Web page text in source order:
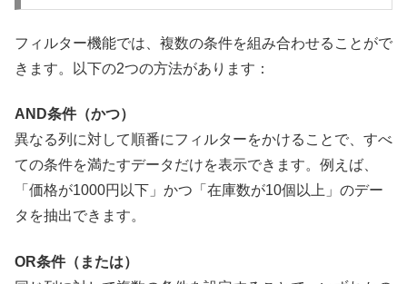
フィルター機能では、複数の条件を組み合わせることがで
きます。以下の2つの方法があります：
AND条件（かつ）
異なる列に対して順番にフィルターをかけることで、すべ
ての条件を満たすデータだけを表示できます。例えば、
「価格が1000円以下」かつ「在庫数が10個以上」のデー
タを抽出できます。
OR条件（または）